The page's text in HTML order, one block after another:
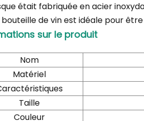
était fabriquée en acier
de vin est idéale pour
sur le produit
Nom
Matériel
Taille
Couleur